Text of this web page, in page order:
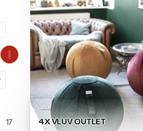
17
4X VLUV OUTLET